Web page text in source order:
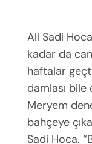
Ali Sadi
kadar da
haftalar
damlası bile
Meryem
bahçeye
Sadi Hoca.